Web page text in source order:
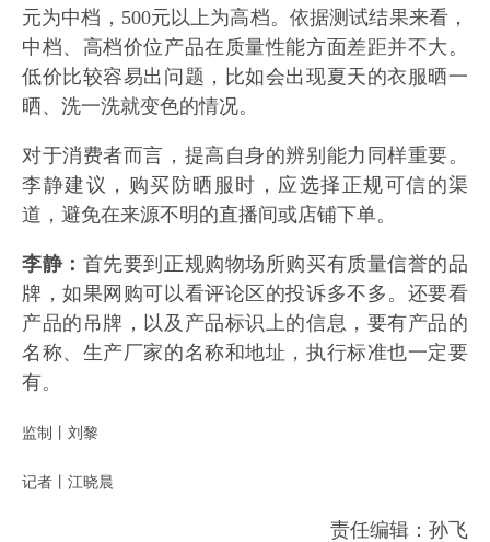
元为中档，500元以上为高档。依据测试结果来看，
中档、高档价位产品在质量性能方面差距并不大。
低价比较容易出问题，比如会出现夏天的衣服晒一
晒、洗一洗就变色的情况。
对于消费者而言，提高自身的辨别能力同样重要。
李静建议，购买防晒服时，应选择正规可信的渠
道，避免在来源不明的直播间或店铺下单。
李静： 首先要到正规购物场所购买有质量信誉的品
牌，如果网购可以看评论区的投诉多不多。还要看
产品的吊牌，以及产品标识上的信息，要有产品的
名称、生产厂家的名称和地址，执行标准也一定要
有。
监制丨刘黎
记者丨江晓晨
责任编辑：孙飞